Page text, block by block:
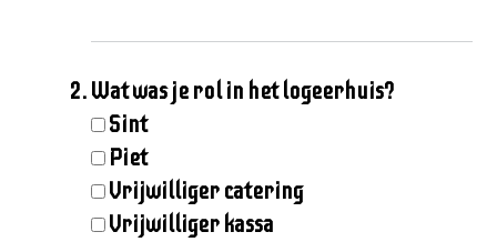
Wat was je rol in het logeerhuis?
Sint
Piet
Vrijwilliger catering
Vrijwilliger kassa